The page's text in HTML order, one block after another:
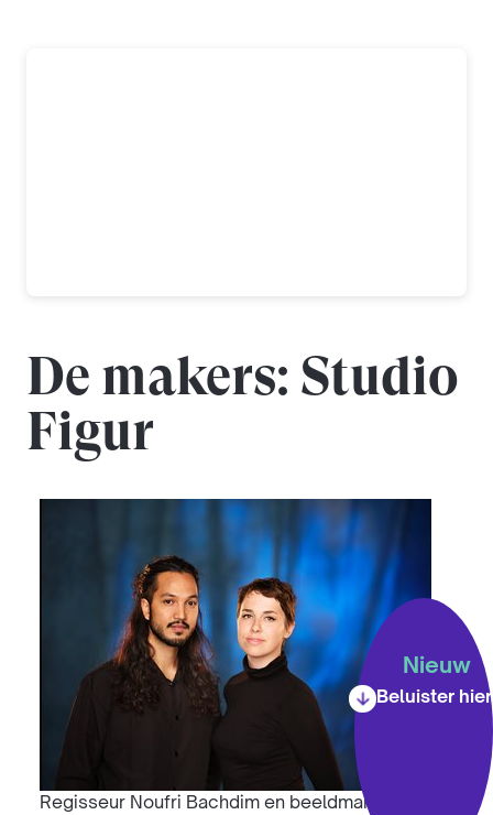
De makers: Studio
Figur
Regisseur Noufri Bachdim en beeldmaker Pluck
Nieuw
Beluister hier